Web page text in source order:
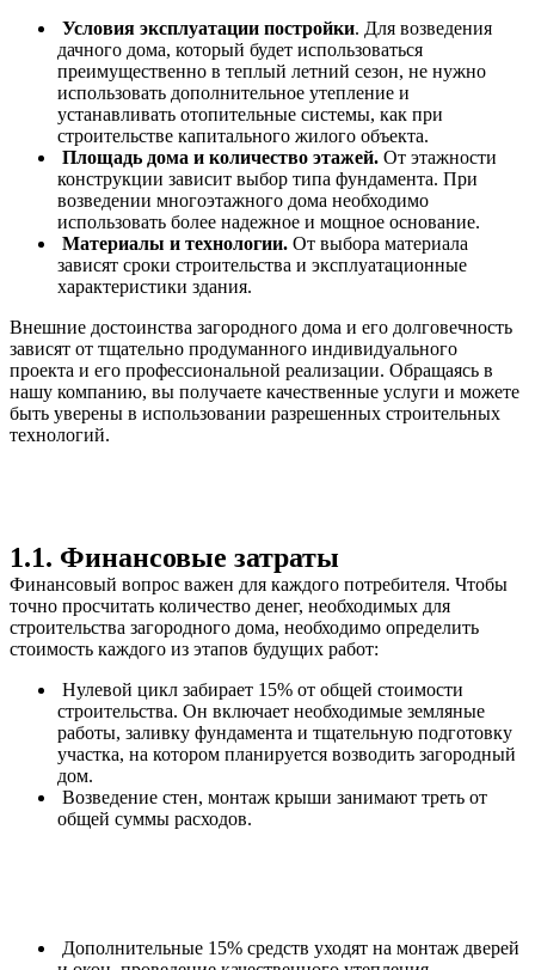
Условия эксплуатации постройки. Для возведения
дачного дома, который будет использоваться
преимущественно в теплый летний сезон, не нужно
использовать дополнительное утепление и
устанавливать отопительные системы, как при
строительстве капитального жилого объекта.
Площадь дома и количество этажей. От этажности
конструкции зависит выбор типа фундамента. При
возведении многоэтажного дома необходимо
использовать более надежное и мощное основание.
Материалы и технологии. От выбора материала
зависят сроки строительства и эксплуатационные
характеристики здания.
Внешние достоинства загородного дома и его долговечность
зависят от тщательно продуманного индивидуального
проекта и его профессиональной реализации. Обращаясь в
нашу компанию, вы получаете качественные услуги и можете
быть уверены в использовании разрешенных строительных
технологий.
1.1. Финансовые затраты
Финансовый вопрос важен для каждого потребителя. Чтобы
точно просчитать количество денег, необходимых для
строительства загородного дома, необходимо определить
стоимость каждого из этапов будущих работ:
Нулевой цикл забирает 15% от общей стоимости
строительства. Он включает необходимые земляные
работы, заливку фундамента и тщательную подготовку
участка, на котором планируется возводить загородный
дом.
Возведение стен, монтаж крыши занимают треть от
общей суммы расходов.
Дополнительные 15% средств уходят на монтаж дверей